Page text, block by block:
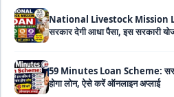
59 Minutes Loan Scheme:
MSME Loan Apply Online: इस